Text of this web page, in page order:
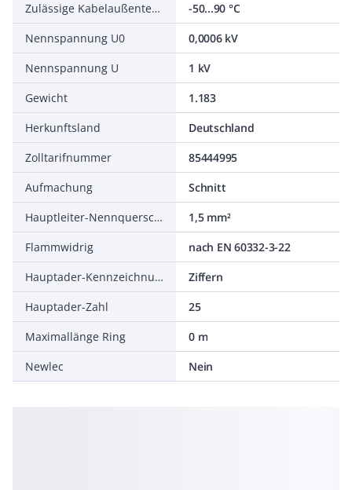
Zulässige Kabelaußentemperatur nach Montage ohne Erschütterung
-50...90 °C
Nennspannung U0
0,0006 kV
Nennspannung U
1 kV
Gewicht
1.183
Herkunftsland
Deutschland
Zolltarifnummer
85444995
Aufmachung
Schnitt
Hauptleiter-Nennquerschnitt
1,5 mm²
Flammwidrig
nach EN 60332-3-22
Hauptader-Kennzeichnung
Ziffern
Hauptader-Zahl
25
Maximallänge Ring
0 m
Newlec
Nein